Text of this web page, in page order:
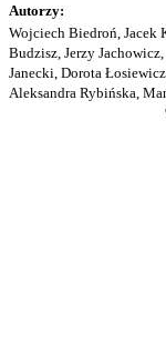
Autorzy:
Wojciech Biedroń, Jacek
Budzisz, Jerzy
Janecki, Dorota
Aleksandra Rybińska,